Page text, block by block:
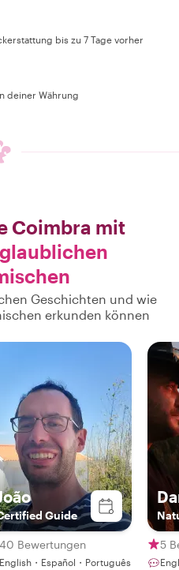
bis zu 7 Tage vorher
deiner Währung
Coimbra mit
Geschichten und wie
erkunden können
Guide
40 Bewertungen
English・Español・Português
5